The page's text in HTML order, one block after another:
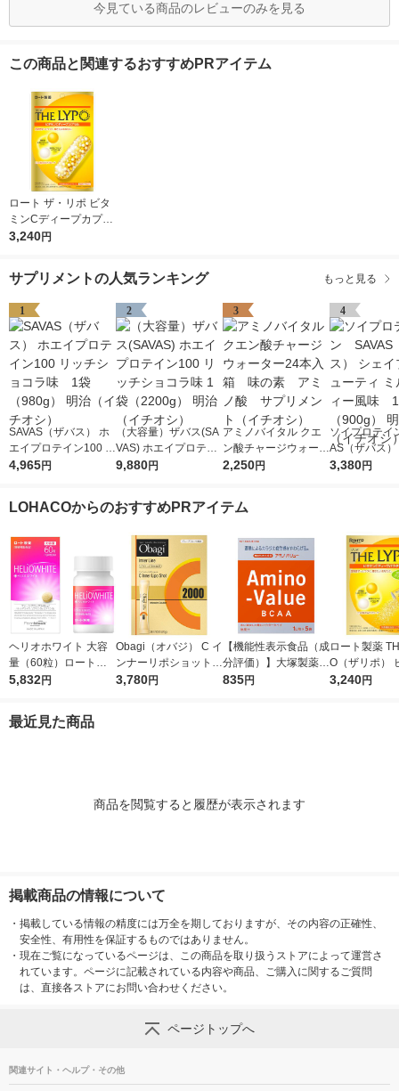
今見ている商品のレビューのみを見る
この商品と関連するおすすめPRアイテム
ロート ザ・リポ ビタ
ミンCディープカプセ
ル 1個 ロート製薬
3,240円
サプリメントの人気ランキング もっと見る
1
SAVAS（ザバス） ホ
エイプロテイン100 リ
ッチショコラ味 1袋
4,965円
2
（大容量）ザバス(SA
VAS) ホエイプロテイ
ン100 リッチショコラ
9,880円
3
アミノバイタル クエ
ン酸チャージウォータ
ー24本入箱 味の
2,250円
4
ソイプロテ
AS（ザバス
プ＆ビューテ
3,380円
LOHACOからのおすすめPRアイテム
ヘリオホワイト 大容
量（60粒）ロート製
薬 サプリメント
5,832円
Obagi（オバジ） C イ
ンナーリポショット 7
0g×28本入 ロート製
3,780円
【機能性表示食品（成
分評価）】大塚製薬
アミノバリュー パウ
835円
ロート製薬
O（ザリポ）
Cディープ
3,240円
最近見た商品
商品を閲覧すると履歴が表示されます
掲載商品の情報について
・ 掲載している情報の精度には万全を期しておりますが、その内容の正確性、
安全性、有用性を保証するものではありません。
・ 現在ご覧になっているページは、この商品を取り扱うストアによって運営さ
れています。ページに記載されている内容や商品、ご購入に関するご質問
は、直接各ストアにお問い合わせください。
ページトップへ
関連サイト・ヘルプ・その他